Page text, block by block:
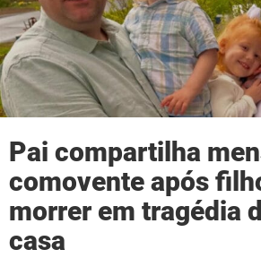
Pai compartilha
comovente após
morrer em tragédia
casa